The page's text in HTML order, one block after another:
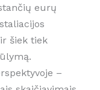
eurų
šiek tiek
–